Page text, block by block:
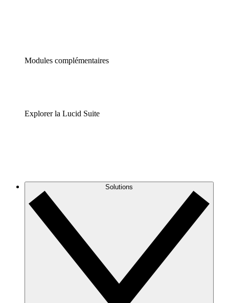
Modules complémentaires
Explorer la Lucid Suite
Solutions